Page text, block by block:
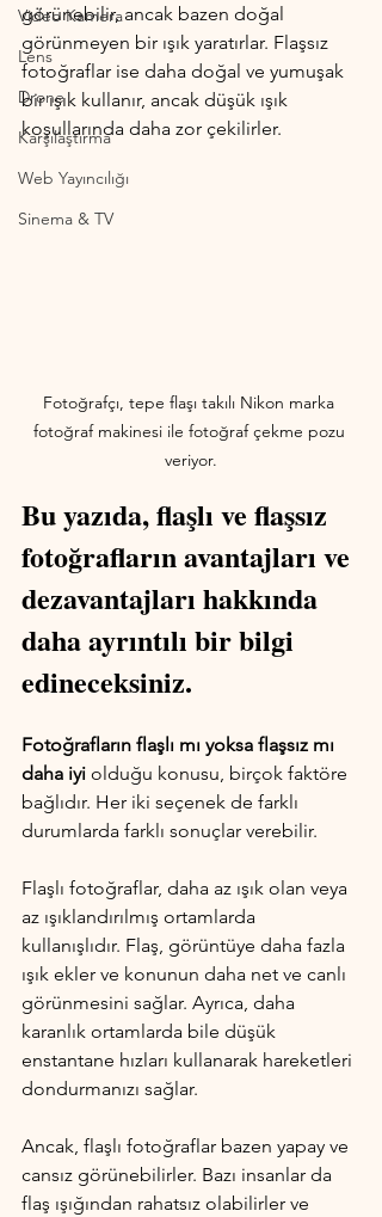
Video Kamera
Lens
Drone
Karşılaştırma
Web Yayıncılığı
Sinema & TV
görünebilir, ancak bazen doğal
görünmeyen bir ışık yaratırlar. Flaşsız
fotoğraflar ise daha doğal ve yumuşak
bir ışık kullanır, ancak düşük ışık
koşullarında daha zor çekilirler.
Fotoğrafçı, tepe flaşı takılı Nikon marka
fotoğraf makinesi ile fotoğraf çekme pozu
veriyor.
Bu yazıda, flaşlı ve flaşsız
fotoğrafların avantajları ve
dezavantajları hakkında
daha ayrıntılı bir bilgi
edineceksiniz.
Fotoğrafların flaşlı mı yoksa flaşsız mı
daha iyi olduğu konusu, birçok faktöre
bağlıdır. Her iki seçenek de farklı
durumlarda farklı sonuçlar verebilir.
Flaşlı fotoğraflar, daha az ışık olan veya
az ışıklandırılmış ortamlarda
kullanışlıdır. Flaş, görüntüye daha fazla
ışık ekler ve konunun daha net ve canlı
görünmesini sağlar. Ayrıca, daha
karanlık ortamlarda bile düşük
enstantane hızları kullanarak hareketleri
dondurmanızı sağlar.
Ancak, flaşlı fotoğraflar bazen yapay ve
cansız görünebilirler. Bazı insanlar da
flaş ışığından rahatsız olabilirler ve